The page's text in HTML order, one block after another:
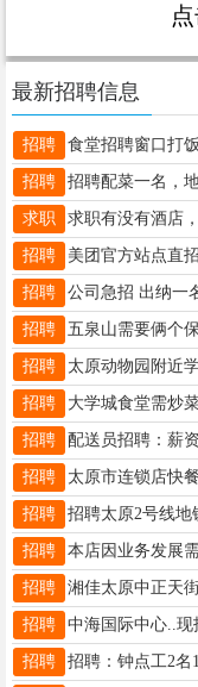
最新招聘信息
招聘
招聘
求职
招聘
招聘
招聘
招聘
招聘
招聘
招聘
招聘
招聘
招聘
招聘
招聘